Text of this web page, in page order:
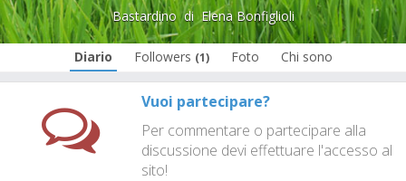
BastardinodiElena Bonfiglioli
Diario Followers (1) Foto Chi sono
Vuoi partecipare?
Per commentare o partecipare alla
discussione devi effettuare l'accesso al
sito!